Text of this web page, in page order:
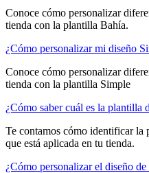
Conoce cómo personalizar
tienda con la plantilla Bahía.
¿Cómo personalizar mi diseño
Conoce cómo personalizar
tienda con la plantilla Simple
¿Cómo saber cuál es la plantilla
Te contamos cómo identificar la
que está aplicada en tu tienda.
¿Cómo personalizar el diseño